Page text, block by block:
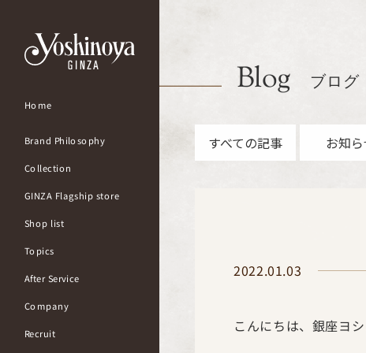
Home
Brand Philosophy
Collection
GINZA Flagship store
Shop list
Topics
After Service
Company
Recruit
Blog ブログ
すべての記事 お知
2022.01.03
こんにちは、銀座ヨ